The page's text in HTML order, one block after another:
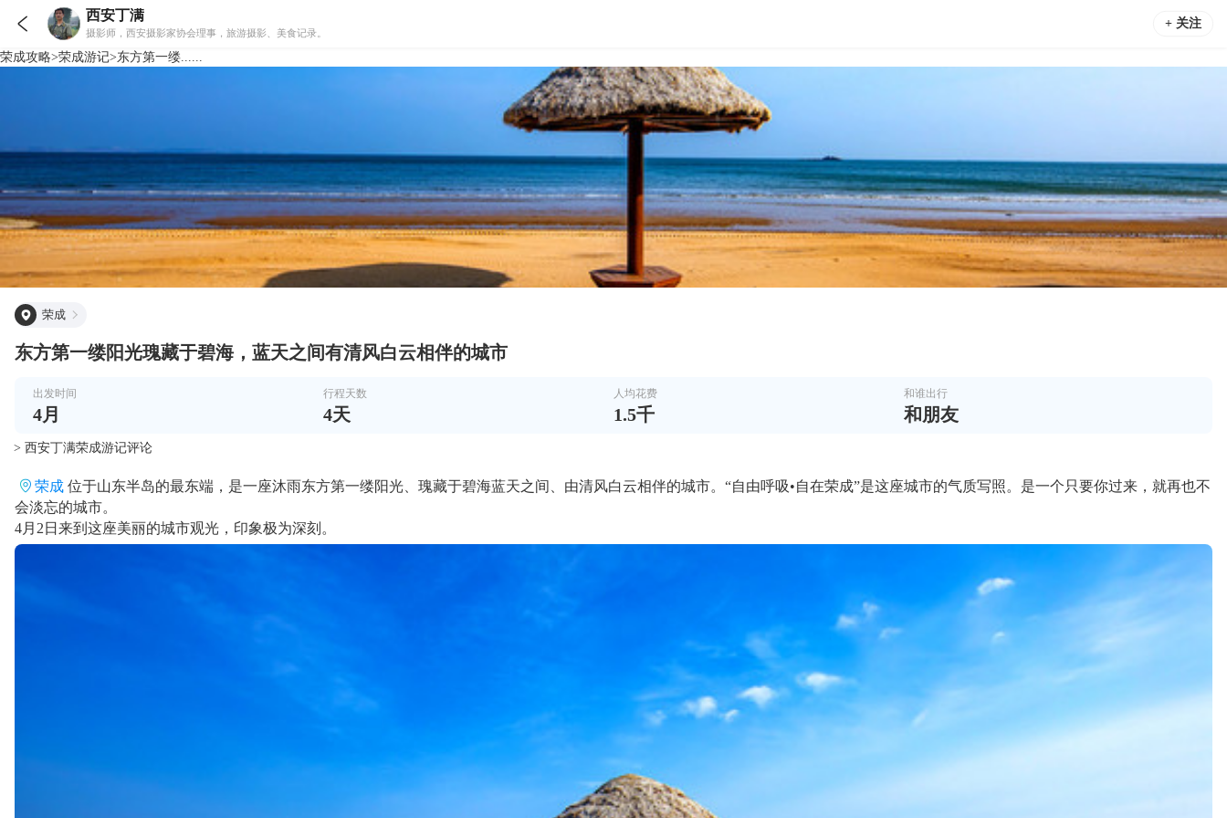
 西安丁满
摄影师，西安摄影家协会理事，旅游摄影、美食记录。
+ 关注
荣成攻略>荣成游记>东方第一缕......
荣成
东方第一缕阳光瑰藏于碧海，蓝天之间有清风白云相伴的城市
出发时间
4月
行程天数
4天
人均花费
1.5千
和谁出行
和朋友
> 西安丁满荣成游记评论
荣成 位于山东半岛的最东端，是一座沐雨东方第一缕阳光、瑰藏于碧海蓝天之间、由清风白云相伴的城市。“自由呼吸•自在荣成”是这座城市的气质写照。是一个只要你过来，就再也不
会淡忘的城市。
4月2日来到这座美丽的城市观光，印象极为深刻。